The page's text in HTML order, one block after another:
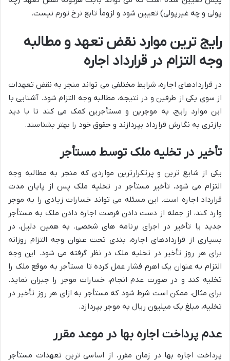
پولی و چه غیرپولی) تعیین شود و لزوماً تابع نرخ تورم نیست.
رایج ترین موارد نقض تعهد و مطالبه
وجه التزام در قرارداد اجاره
در قراردادهای اجاره، شرایط مختلفی می تواند منجر به نقض تعهدات
از سوی یکی از طرفین و در نتیجه، مطالبه وجه التزام شود. آشنایی با
این موارد رایج، به موجرین و مستأجرین کمک می کند تا با دید
بازتری به نگارش قرارداد بپردازند و حقوق خود را بهتر بشناسند.
تأخیر در تخلیه ملک توسط مستأجر
یکی از شایع ترین و پرتکرارترین مواردی که منجر به مطالبه وجه
التزام می شود، تأخیر مستأجر در تخلیه ملک پس از پایان مدت
قرارداد اجاره است. این مسئله می تواند خسارات زیادی را به موجر
وارد کند، از جمله از دست دادن فرصت اجاره دادن ملک به مستأجر
جدید یا تأخیر در اجرای برنامه های شخصی. به همین دلیل، در
بسیاری از قراردادهای اجاره، بندی تحت عنوان وجه التزام روزانه
برای هر روز تأخیر در تخلیه ملک در نظر گرفته می شود. این وجه
التزام به عنوان یک اهرم فشار عمل کرده تا مستأجر به موقع ملک را
تخلیه کند و در صورت عدم انجام، خسارات موجر را جبران نماید.
برای مثال، ممکن است شرط شود که مستأجر به ازای هر روز تأخیر در
تخلیه، مبلغ یک میلیون ریال به موجر بپردازد.
عدم پرداخت اجاره بها در موعد مقرر
پرداخت اجاره بها در زمان مقرر، از اساسی ترین تعهدات مستأجر